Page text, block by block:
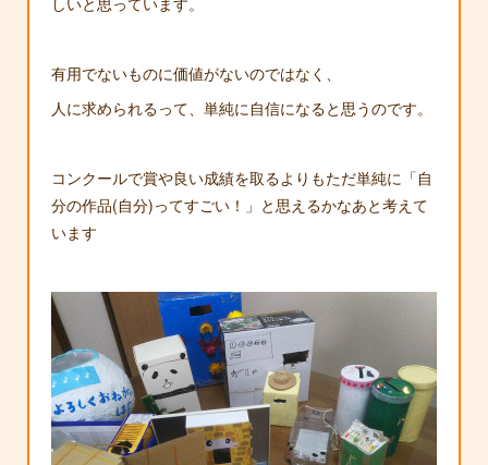
有用でないものに価値がないのではなく、
人に求められるって、単純に自信になると思うのです。
コンクールで賞や良い成績を取るよりもただ単純に「自
分の作品(自分)ってすごい！」と思えるかなあと考えて
います